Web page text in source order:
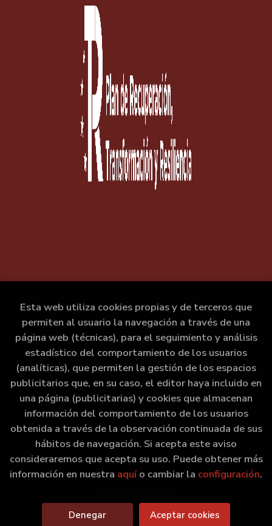
2026 ©Marxe Libraría. Todos los Derechos Reservados |
Esta web utiliza cookies propias y de terceros que
permiten al usuario la navegación a través de una
página web (técnicas), para el seguimiento y análisis
estadístico del comportamiento de los usuarios
(analíticas), que permiten la gestión de los espacios
publicitarios que, en su caso, el editor haya incluido en
una página (publicitarias) y cookies que almacenan
información del comportamiento de los usuarios
obtenida a través de la observación continuada de sus
hábitos de navegación. Si acepta este aviso
consideraremos que acepta su uso. Puede obtener más
información en nuestra aquío cambiar la configuración.
Denegar Aceptar cookies